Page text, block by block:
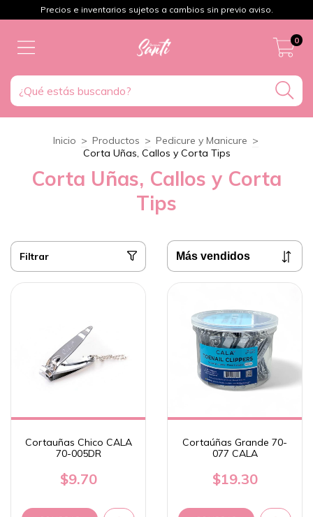
Precios e inventarios sujetos a cambios sin previo aviso.
0
Inicio > Productos > Pedicure y Manicure >
Corta Uñas, Callos y Corta Tips
Corta Uñas, Callos y Corta
Tips
Filtrar
Cortauñas Chico CALA
70-005DR
$9.70
Cortaúñas Grande 70-
077 CALA
$19.30